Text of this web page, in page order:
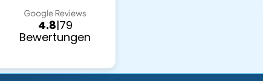
4.8|79
Bewertungen